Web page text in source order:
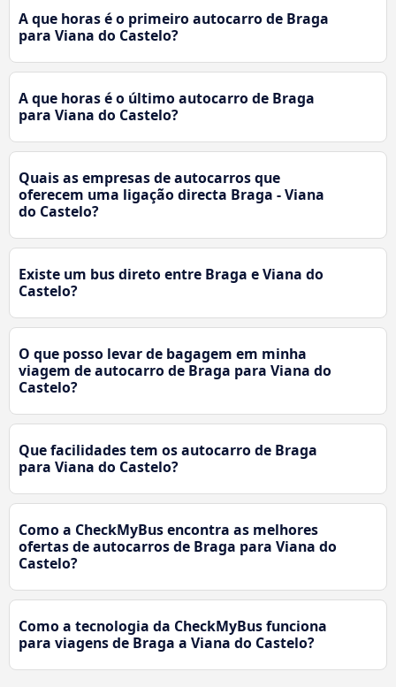
A que horas é o primeiro autocarro de Braga
para Viana do Castelo?
A que horas é o último autocarro de Braga
para Viana do Castelo?
Quais as empresas de autocarros que
oferecem uma ligação directa Braga - Viana
do Castelo?
Existe um bus direto entre Braga e Viana do
Castelo?
O que posso levar de bagagem em minha
viagem de autocarro de Braga para Viana do
Castelo?
Que facilidades tem os autocarro de Braga
para Viana do Castelo?
Como a CheckMyBus encontra as melhores
ofertas de autocarros de Braga para Viana do
Castelo?
Como a tecnologia da CheckMyBus funciona
para viagens de Braga a Viana do Castelo?